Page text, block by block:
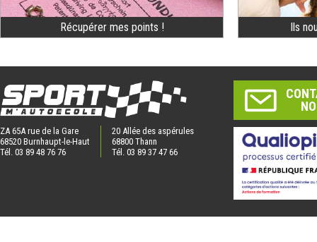
Récupérer mes points ! Ils
ZA 65A rue de la Gare
68520 Burnhaupt-le-Haut
Tél. 03 89 48 76 76
20 Allée des aspérules
68800 Thann
Tél. 03 89 37 47 66